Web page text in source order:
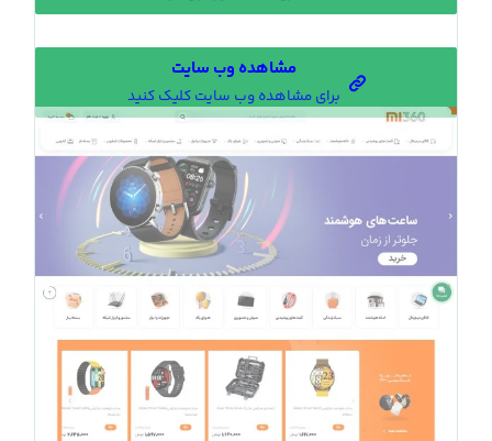
مشاهده وب سایت
برای مشاهده وب سایت کلیک کنید